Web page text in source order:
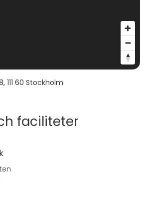
, 111 60 Stockholm
faciliteter